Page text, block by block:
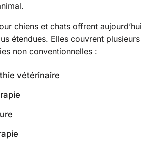
chiens et chats offrent aujourd’hui
étendues. Elles couvrent plusieurs
non conventionnelles :
vétérinaire